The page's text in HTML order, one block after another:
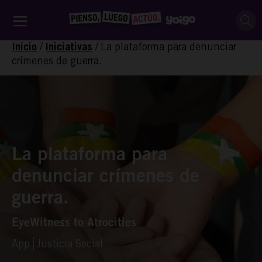
Inicio / Iniciativas / La plataforma para denunciar
crímenes de guerra.
La plataforma para
denunciar crímenes de
guerra.
EyeWitness to Atrocities
App Justicia Social